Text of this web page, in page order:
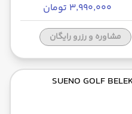
۳٬۹۹۰٬۰۰۰ تومان
مشاوره و رزرو رایگان